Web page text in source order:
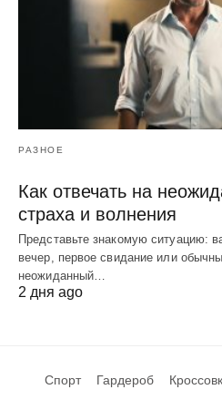
РАЗНОЕ
Как отвечать на
страха и волнения
Представьте знакомую ситуацию:
вечер, первое свидание или
неожиданный…
2 дня ago
Спорт Гардероб